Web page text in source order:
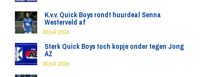
K.v.v. Quick Boys rondt huurdeal Senna
Westerveld af
30 juli 2026
Sterk Quick Boys toch kopje onder tegen Jong
AZ
30 juli 2026